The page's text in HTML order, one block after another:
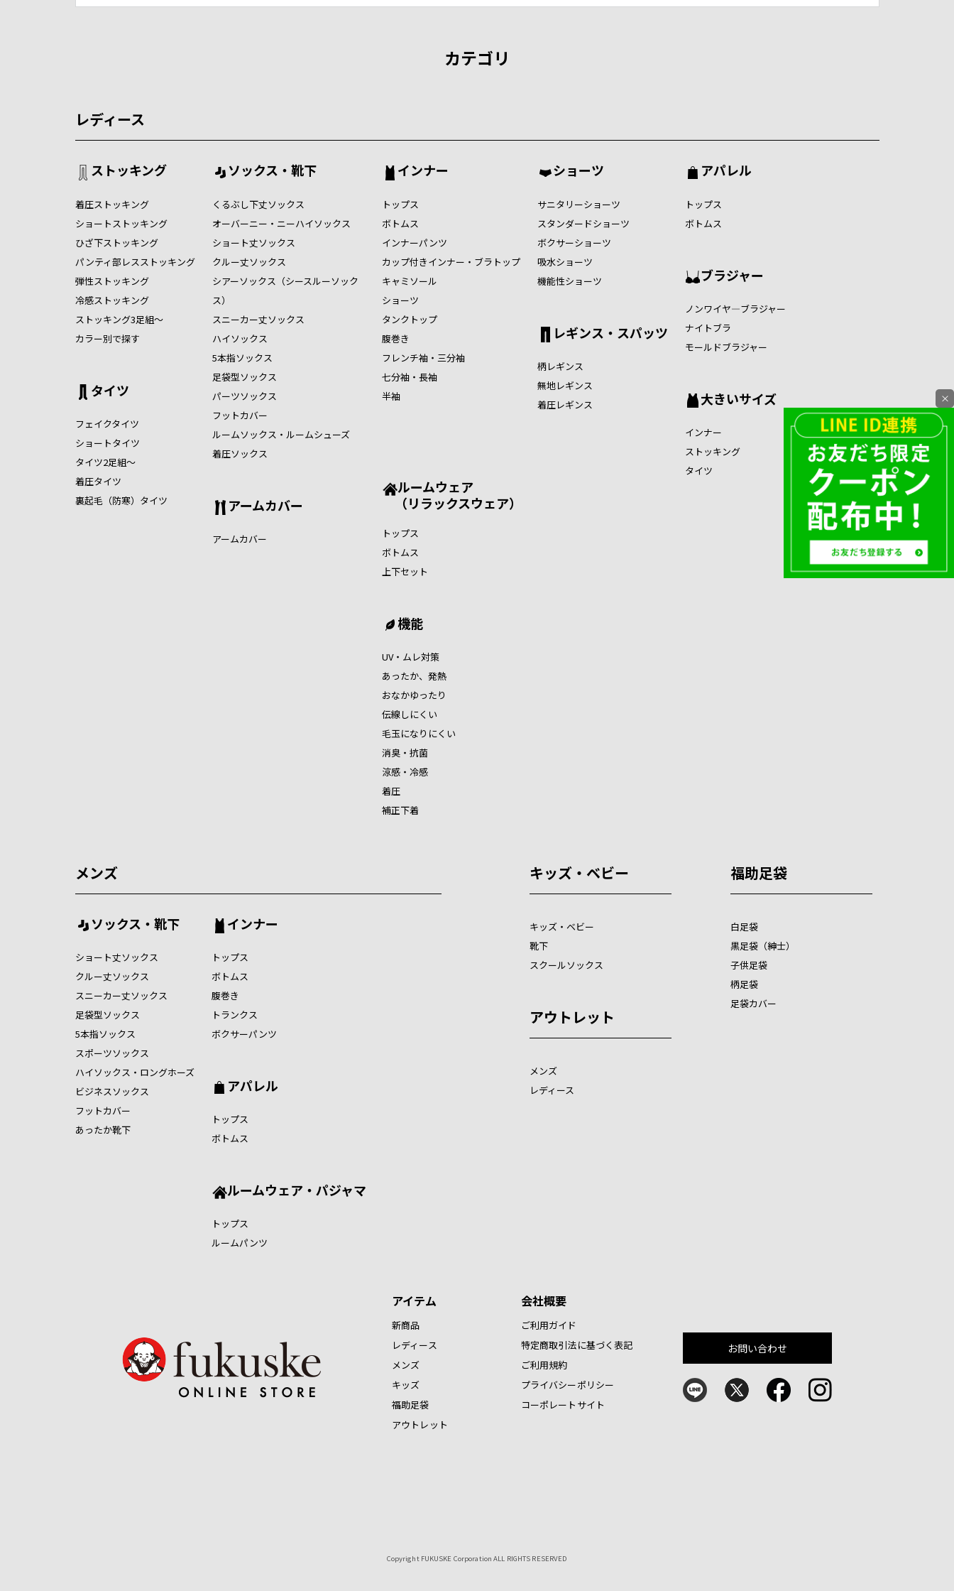
カテゴリ
レディース
ストッキング
着圧ストッキング
ショートストッキング
ひざ下ストッキング
パンティ部レスストッキング
弾性ストッキング
冷感ストッキング
ストッキング3足組～
カラー別で探す
タイツ
フェイクタイツ
ショートタイツ
タイツ2足組～
着圧タイツ
裏起毛（防寒）タイツ
ソックス・靴下
くるぶし下丈ソックス
オーバーニー・ニーハイソックス
ショート丈ソックス
クルー丈ソックス
シアーソックス（シースルーソック
ス）
スニーカー丈ソックス
ハイソックス
5本指ソックス
足袋型ソックス
パーツソックス
フットカバー
ルームソックス・ルームシューズ
着圧ソックス
アームカバー
アームカバー
インナー
トップス
ボトムス
インナーパンツ
カップ付きインナー・ブラトップ
キャミソール
ショーツ
タンクトップ
腹巻き
フレンチ袖・三分袖
七分袖・長袖
半袖
ショーツ
サニタリーショーツ
スタンダードショーツ
ボクサーショーツ
吸水ショーツ
機能性ショーツ
レギンス・スパッツ
柄レギンス
無地レギンス
着圧レギンス
アパレル
トップス
ボトムス
ブラジャー
ノンワイヤ―ブラジャー
ナイトブラ
モールドブラジャー
大きいサイズ
インナー
ストッキング
タイツ
ルームウェア
（リラックスウェア）
トップス
ボトムス
上下セット
機能
UV・ムレ対策
あったか、発熱
おなかゆったり
伝線しにくい
毛玉になりにくい
消臭・抗菌
涼感・冷感
着圧
補正下着
メンズ
ソックス・靴下
ショート丈ソックス
クルー丈ソックス
スニーカー丈ソックス
足袋型ソックス
5本指ソックス
スポーツソックス
ハイソックス・ロングホーズ
ビジネスソックス
フットカバー
あったか靴下
インナー
トップス
ボトムス
腹巻き
トランクス
ボクサーパンツ
アパレル
トップス
ボトムス
ルームウェア・パジャマ
トップス
ルームパンツ
キッズ・ベビー
キッズ・ベビー
靴下
スクールソックス
アウトレット
メンズ
レディース
福助足袋
白足袋
黒足袋（紳士）
子供足袋
柄足袋
足袋カバー
アイテム
新商品
レディース
メンズ
キッズ
福助足袋
アウトレット
会社概要
ご利用ガイド
特定商取引法に基づく表記
ご利用規約
プライバシーポリシー
コーポレートサイト
お問い合わせ
Copyright FUKUSKE Corporation ALL RIGHTS RESERVED
×